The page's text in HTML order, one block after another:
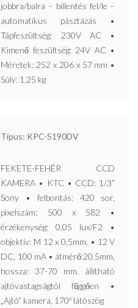
jobbra/balra – billentés fel/le –
automatikus pásztázás •
Tápfeszültség: 230V AC •
Kimenő feszültség: 24V AC •
Méretek: 252 x 206 x 57 mm •
Súly: 1,25 kg
Típus: KPC-S190DV
FEKETE-FEHÉR CCD
KAMERA • KTC • CCD: 1/3”
Sony • felbontás: 420 sor,
pixelszám: 500 x 582 •
érzékenység: 0,05 lux/F2 •
objektív: M 12 x 0,5mm, • 12 V
DC, 100 mA • átmérő:20.5mm,
hossza: 37-70 mm, állítható
ajtóvastagságtól fűggően •
„Ajtó” kamera, 170º látószög